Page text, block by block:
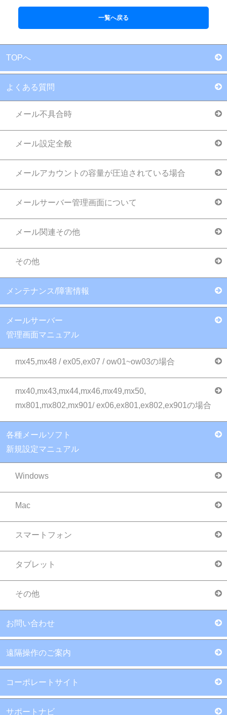
一覧へ戻る
TOPへ
よくある質問
メール不具合時
メール設定全般
メールアカウントの容量が圧迫されている場合
メールサーバー管理画面について
メール関連その他
その他
メンテナンス/障害情報
メールサーバー
管理画面マニュアル
mx45,mx48 / ex05,ex07 / ow01~ow03の場合
mx40,mx43,mx44,mx46,mx49,mx50,
mx801,mx802,mx901/ ex06,ex801,ex802,ex901の場合
各種メールソフト
新規設定マニュアル
Windows
Mac
スマートフォン
タブレット
その他
お問い合わせ
遠隔操作のご案内
コーポレートサイト
サポートナビ